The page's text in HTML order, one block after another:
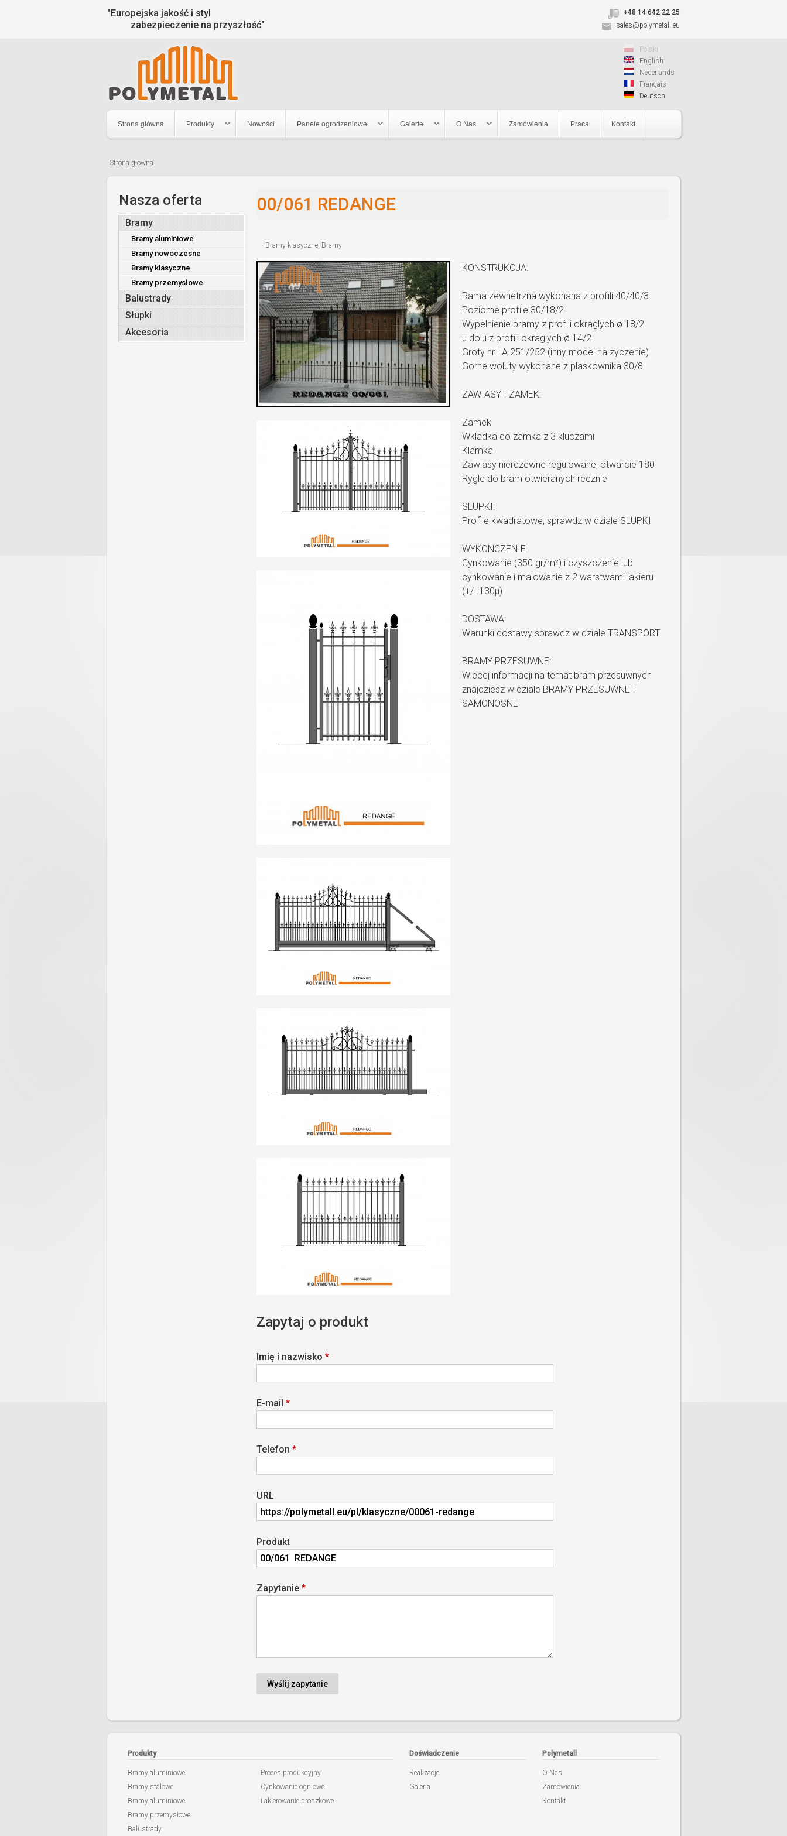
"Europejska jakość i styl
zabezpieczenie na przyszłość"
+48 14 642 22 25
sales@polymetall.eu
Polski
English
Nederlands
Français
Deutsch
Strona główna Produkty Nowości Panele ogrodzeniowe Galerie O Nas Zamówienia Praca Kontakt
tutaj
Strona główna
00/061 REDANGE
Bramy klasyczne, Bramy
KONSTRUKCJA:
Rama zewnetrzna wykonana z profili 40/40/3
Poziome profile 30/18/2
Wypelnienie bramy z profili okraglych ø 18/2
u dolu z profili okraglych ø 14/2
Groty nr LA 251/252 (inny model na zyczenie)
Gorne woluty wykonane z plaskownika 30/8
ZAWIASY I ZAMEK:
Zamek
Wkladka do zamka z 3 kluczami
Klamka
Zawiasy nierdzewne regulowane, otwarcie 180
Rygle do bram otwieranych recznie
SLUPKI:
Profile kwadratowe, sprawdz w dziale SLUPKI
WYKONCZENIE:
Cynkowanie (350 gr/m²) i czyszczenie lub
cynkowanie i malowanie z 2 warstwami lakieru
(+/- 130µ)
DOSTAWA:
Warunki dostawy sprawdz w dziale TRANSPORT
BRAMY PRZESUWNE:
Wiecej informacji na temat bram przesuwnych
znajdziesz w dziale BRAMY PRZESUWNE I
SAMONOSNE
Zapytaj o produkt
Imię i nazwisko *
E-mail *
Telefon *
URL
Produkt
Zapytanie *
Nasza oferta
Bramy
Bramy aluminiowe
Bramy nowoczesne
Bramy klasyczne
Bramy przemysłowe
Balustrady
Słupki
Akcesoria
Produkty
Bramy aluminiowe
Bramy stalowe
Bramy aluminiowe
Bramy przemysłowe
Balustrady
Proces produkcyjny
Cynkowanie ogniowe
Lakierowanie proszkowe
Doświadczenie
Realizacje
Galeria
Polymetall
O Nas
Zamówienia
Kontakt